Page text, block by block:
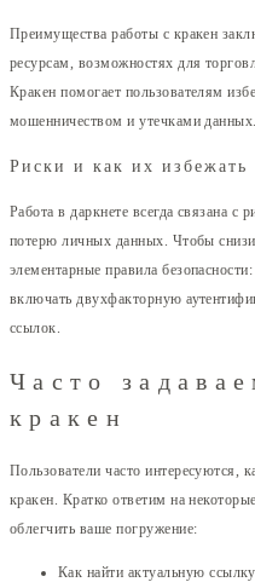
Преимущества работы с кракен
ресурсам, возможностях для
Кракен помогает пользователям
мошенничеством и утечками данных.
Риски и как их избежать
Работа в даркнете всегда связана
потерю личных данных. Чтобы
элементарные правила
включать двухфакторную
ссылок.
Часто
кракен
Пользователи часто интересуются,
кракен. Кратко ответим на
облегчить ваше погружение:
Как найти актуальную